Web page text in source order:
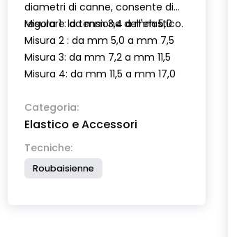
diametri di canne, consente di
regolare la tensione dell'elastico.
Misura 1 : da mm 3,4 a mm 5,0
Misura 2 : da mm 5,0 a mm 7,5
Misura 3: da mm 7,2 a mm 11,5
Misura 4: da mm 11,5 a mm 17,0
Categoria:
Elastico e Accessori
Tecniche:
Roubaisienne